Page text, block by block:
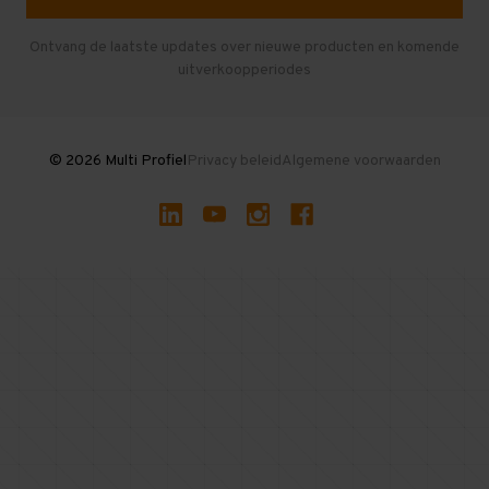
Gebruikte entresolvloeren
Ontvang de laatste updates over nieuwe producten en komende
uitverkoopperiodes
© 2026 Multi ProfielPrivacy beleidAlgemene voorwaarden